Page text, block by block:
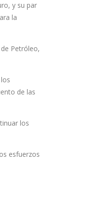
y su par
la
Petróleo,
de las
los
esfuerzos